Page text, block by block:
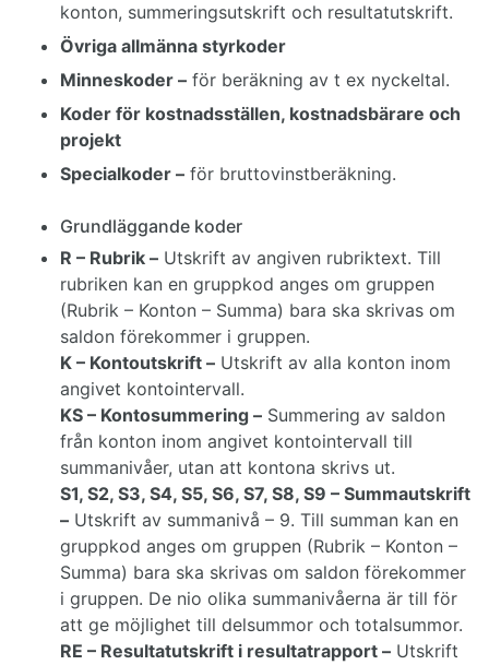
konton, summeringsutskrift och resultatutskrift.
Övriga allmänna styrkoder
Minneskoder – för beräkning av t ex nyckeltal.
Koder för kostnadsställen, kostnadsbärare och
projekt
Specialkoder – för bruttovinstberäkning.
Grundläggande koder
R – Rubrik – Utskrift av angiven rubriktext. Till
rubriken kan en gruppkod anges om gruppen
(Rubrik – Konton – Summa) bara ska skrivas om
saldon förekommer i gruppen.
K – Kontoutskrift – Utskrift av alla konton inom
angivet kontointervall.
KS – Kontosummering – Summering av saldon
från konton inom angivet kontointervall till
summanivåer, utan att kontona skrivs ut.
S1, S2, S3, S4, S5, S6, S7, S8, S9 – Summautskrift
– Utskrift av summanivå – 9. Till summan kan en
gruppkod anges om gruppen (Rubrik – Konton –
Summa) bara ska skrivas om saldon förekommer
i gruppen. De nio olika summanivåerna är till för
att ge möjlighet till delsummor och totalsummor.
RE – Resultatutskrift i resultatrapport – Utskrift